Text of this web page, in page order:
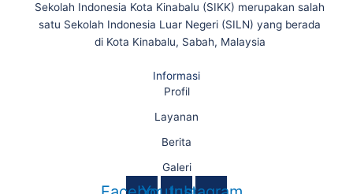
Sekolah Indonesia Kota Kinabalu (SIKK) merupakan salah
satu Sekolah Indonesia Luar Negeri (SILN) yang berada
di Kota Kinabalu, Sabah, Malaysia
Informasi
Profil
Layanan
Berita
Galeri